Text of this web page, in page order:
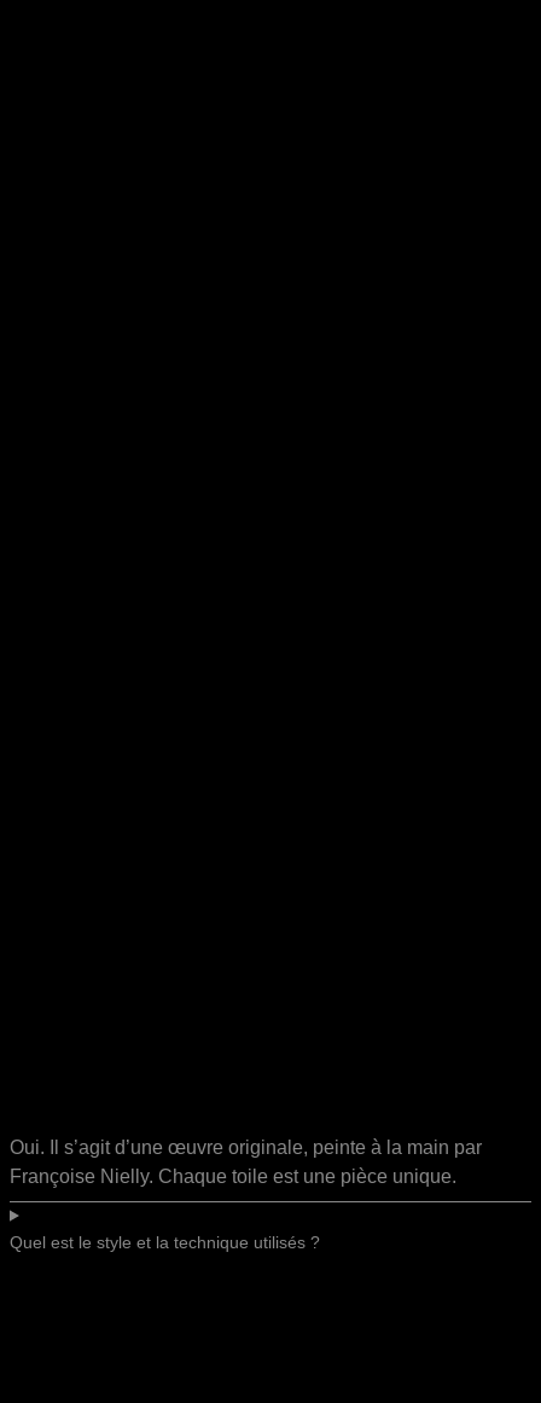
Oui. Il s’agit d’une œuvre originale, peinte à la main par
Françoise Nielly. Chaque toile est une pièce unique.
Quel est le style et la technique utilisés ?